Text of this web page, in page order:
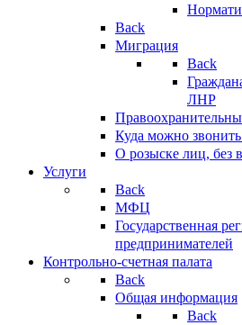
Back
Миграция
Back
ЛНР
Куда можно
О розыске лиц, без
Услуги
Back
МФЦ
Государственная
предпринимателей
Контрольно-счетная палата
Back
Общая информация
Back